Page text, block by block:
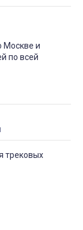
Москве и
по всей
трековых